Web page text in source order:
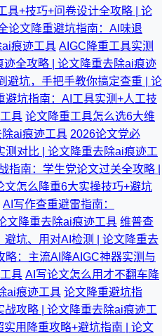
具+技巧+问卷设计全攻略 | 论
论文降重避坑指南：AI味退
痕迹工具 AIGC降重工具实测
全攻略 | 论文降重去除ai痕迹
避坑，手把手教你搞定查重 | 论
避坑指南：AI工具实测+人工技
具 论文降重工具怎么选6大维
ai痕迹工具 2026论文党必
对比 | 论文降重去除ai痕迹工
指南：学生党论文过关全攻略 |
文怎么降重6大实操技巧+避坑
AI写作查重避雷指南：
文降重去除ai痕迹工具 维普查
坑、用对AI检测 | 论文降重去
略：主流AI降AIGC神器实测与
具 AI写论文怎么用才不翻车降
ai痕迹工具 论文降重避坑指
攻略 | 论文降重去除ai痕迹工
用降重攻略+避坑指南 | 论文